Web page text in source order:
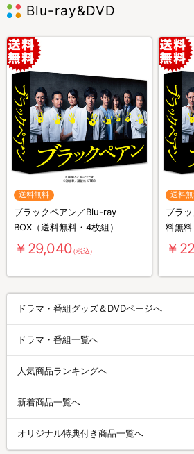
Blu-ray&DVD
送料無料
ブラックペアン／Blu-ray
BOX（送料無料・4枚組）
￥29,040（税込）
送料
ブラ
料無料
￥
ドラマ・番組グッズ＆DVDページへ
ドラマ・番組一覧へ
人気商品ランキングへ
新着商品一覧へ
オリジナル特典付き商品一覧へ